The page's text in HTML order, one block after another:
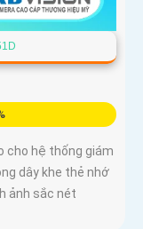
cho hệ thống giám
dây khe thẻ nhớ
ảnh sắc nét